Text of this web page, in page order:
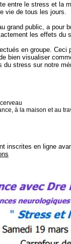
entre le stress et la
vie de tous les jours.
grand public, a pour
les effets du
en groupe. Ceci
bien visualiser
stress sur notre
à la maison et au
inscrites en ligne